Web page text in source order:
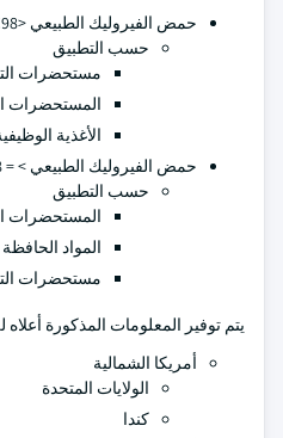
حمض الفيروليك الطبيعي <98٪
حسب التطبيق
مستحضرات
المستحضرات
الأغذية
حمض الفيروليك الطبيعي > = 98٪
حسب التطبيق
المستحضرات
المواد الحافظة
مستحضرات
يتم توفير المعلومات المذكورة أعلاه
أمريكا الشمالية
الولايات المتحدة
كندا